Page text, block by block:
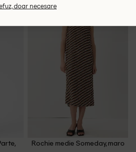
Rochie medie Someday, maro
doar necesare